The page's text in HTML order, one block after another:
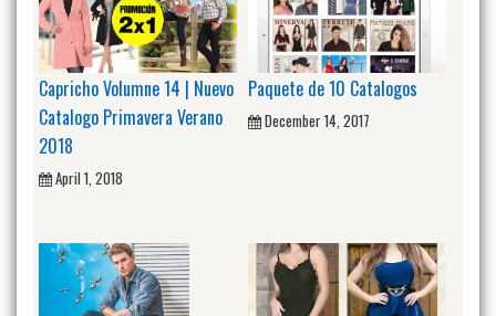
Capricho Volumne 14 | Nuevo
Catalogo Primavera Verano
2018
April 1, 2018
Paquete de 10 Catalogos
December 14, 2017